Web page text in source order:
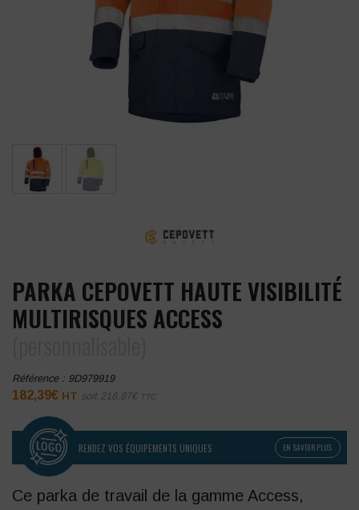
PARKA CEPOVETT HAUTE VISIBILITÉ
MULTIRISQUES ACCESS
Référence : 9D979919
182,39€ HT soit 218,87€ TTC
RENDEZ VOS ÉQUIPEMENTS UNIQUES EN SAVOIR PLUS
Ce parka de travail de la gamme Access,